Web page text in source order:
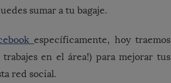
sumar a tu bagaje.
específicamente, hoy traemos
en el área!) para mejorar tus
red social.